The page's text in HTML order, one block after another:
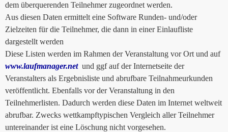
dem überquerenden Teilnehmer zugeordnet werden.
Aus diesen Daten ermittelt eine Software Runden- und/oder
Zielzeiten für die Teilnehmer, die dann in einer Einlaufliste
dargestellt werden
Diese Listen werden im Rahmen der Veranstaltung vor Ort und auf
www.laufmanager.netund ggf auf der Internetseite der
Veranstalters als Ergebnisliste und abrufbare Teilnahmeurkunden
veröffentlicht. Ebenfalls vor der Veranstaltung in den
Teilnehmerlisten. Dadurch werden diese Daten im Internet weltweit
abrufbar. Zwecks wettkampftypischen Vergleich aller Teilnehmer
untereinander ist eine Löschung nicht vorgesehen.